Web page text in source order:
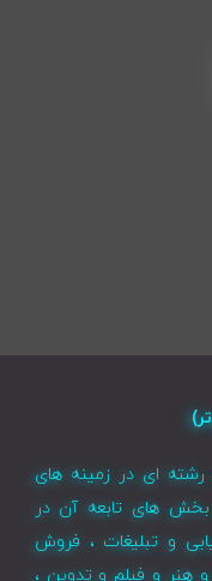
رشته ای در زمینه های
بخش های تابعه آن در
و تبلیغات ، فروش
هنر و فیلم و تدوین ،